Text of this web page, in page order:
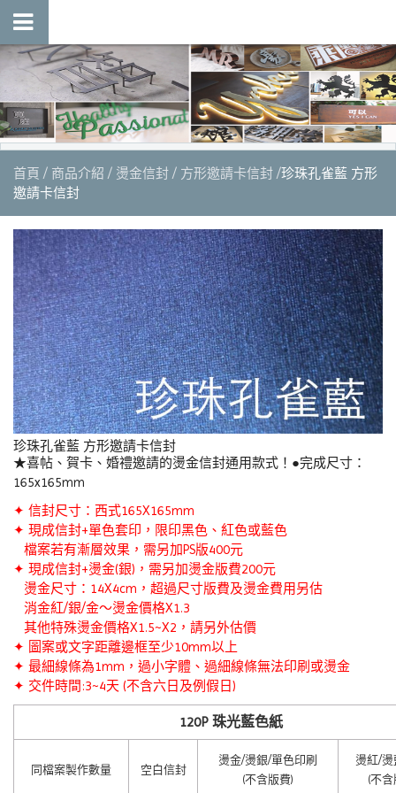
首頁 商品介紹 燙金信封 方形邀請卡信封 珍珠孔雀藍 方形
邀請卡信封
珍珠孔雀藍 方形邀請卡信封
★喜帖、賀卡、婚禮邀請的燙金信封通用款式！●完成尺寸：
165x165mm
✦ 信封尺寸：西式165X165mm
✦ 現成信封+單色套印，限印黑色、紅色或藍色
檔案若有漸層效果，需另加PS版400元
✦ 現成信封+燙金(銀)，需另加燙金版費200元
燙金尺寸：14X4cm，超過尺寸版費及燙金費用另估
消金紅/銀/金～燙金價格X1.3
其他特殊燙金價格X1.5~X2，請另外估價
✦ 圖案或文字距離邊框至少10mm以上
✦ 最細線條為1mm，過小字體、過細線條無法印刷或燙金
✦ 交件時間:3~4天 (不含六日及例假日)
120P 珠光藍色紙
同檔案製作數量 空白信封
燙金/燙銀/單色印刷
(不含版費)
燙紅/
(不含